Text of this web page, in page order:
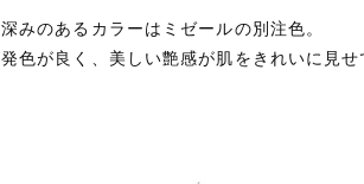
深みのあるカラーはミゼールの別注色。
発色が良く、美しい艶感が肌をきれいに見せ